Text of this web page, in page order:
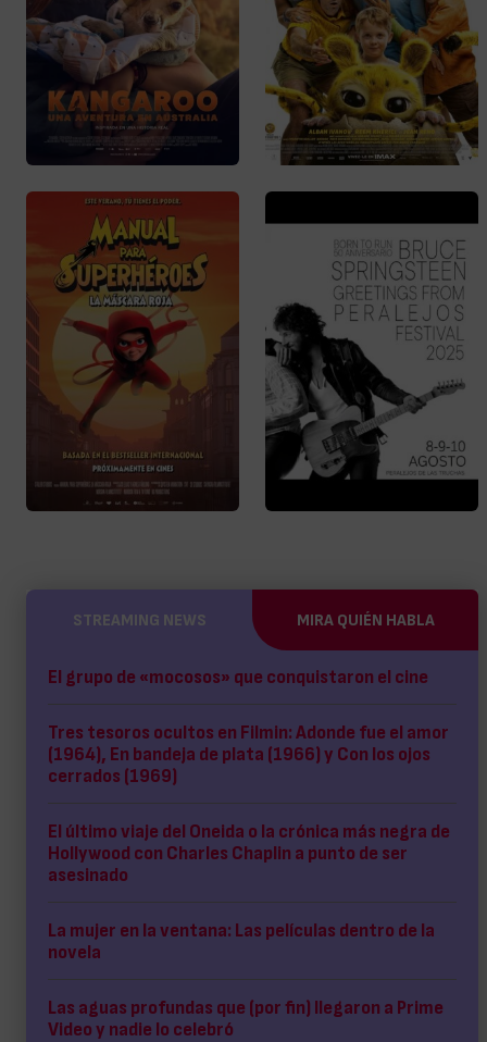
STREAMING NEWS MIRA QUIÉN HABLA
El grupo de «mocosos» que conquistaron el cine
Tres tesoros ocultos en Filmin: Adonde fue el amor
(1964), En bandeja de plata (1966) y Con los ojos
cerrados (1969)
El último viaje del Oneida o la crónica más negra de
Hollywood con Charles Chaplin a punto de ser
asesinado
La mujer en la ventana: Las películas dentro de la
novela
Las aguas profundas que (por fin) llegaron a Prime
Video y nadie lo celebró